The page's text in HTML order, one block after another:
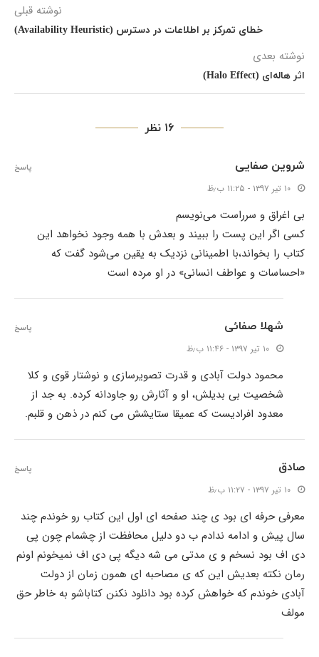
نوشته قبلی
خطای تمرکز بر اطلاعات در دسترس (Availability Heuristic)
نوشته بعدی
اثر هاله‌ای (Halo Effect)
۱۶ نظر
شروین صفایی
۱۰ تیر ۱۳۹۷ - ۱۱:۲۵ ب٫ظ
بی اغراق و سرراست می‌نویسم
کسی اگر این پست را ببیند و بعدش با همه وجود نخواهد این
کتاب را بخواند،با اطمینانی نزدیک به یقین می‌شود گفت که
«احساسات و عواطف انسانی» در او مرده است
پاسخ
شهلا صفائی
۱۰ تیر ۱۳۹۷ - ۱۱:۴۶ ب٫ظ
محمود دولت آبادی و قدرت تصویرسازی و نوشتار قوی و کلا
شخصیت بی بدیلش، او و آثارش رو جاودانه کرده. به جد از
معدود افرادیست که عمیقا ستایشش می کنم در ذهن و قلبم.
پاسخ
صادق
۱۰ تیر ۱۳۹۷ - ۱۱:۲۷ ب٫ظ
معرفی حرفه ای بود ی چند صفحه ای اول این کتاب رو خوندم چند
سال پیش و ادامه ندادم ب دو دلیل محافظت از چشمام چون پی
دی اف بود نسخم و ی مدتی می شه دیگه پی دی اف نمیخونم اونم
رمان نکته بعدیش این که ی مصاحبه ای همون زمان از دولت
آبادی خوندم که خواهش کرده بود دانلود نکنن کتاباشو به خاطر حق
مولف
پاسخ